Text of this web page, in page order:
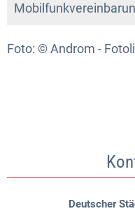
Foto: © Androm -
Deutscher